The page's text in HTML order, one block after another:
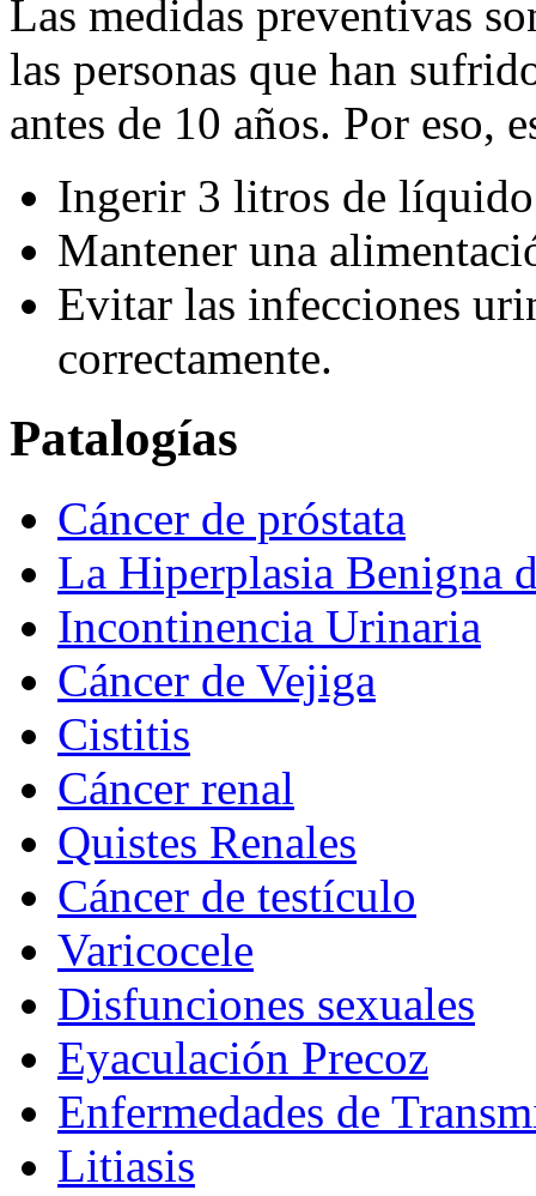
Las medidas preventivas
las personas que han
antes de 10 años. Por eso,
Ingerir 3 litros de
Mantener una
Evitar las infecciones
correctamente.
Patalogías
Cáncer de próstata
La Hiperplasia Benigna
Incontinencia Urinaria
Cáncer de Vejiga
Cistitis
Cáncer renal
Quistes Renales
Cáncer de testículo
Varicocele
Disfunciones sexuales
Eyaculación Precoz
Enfermedades de
Litiasis